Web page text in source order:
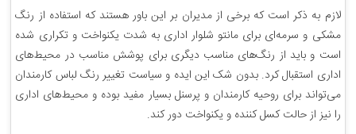
لازم به ذکر است که برخی از مدیران بر این باور هستند که استفاده از رنگ
مشکی و سرمه‌ای برای مانتو شلوار اداری به‌ شدت یکنواخت و تکراری شده
است و باید از رنگ‌های مناسب دیگری برای پوشش مناسب در محیط‌های
اداری استقبال کرد. بدون شک این ایده و سیاست تغییر رنگ لباس کارمندان
می‌تواند برای روحیه کارمندان و پرسنل بسیار مفید بوده و محیط‌های اداری
را نیز از حالت کسل کننده و یکنواخت دور کند.